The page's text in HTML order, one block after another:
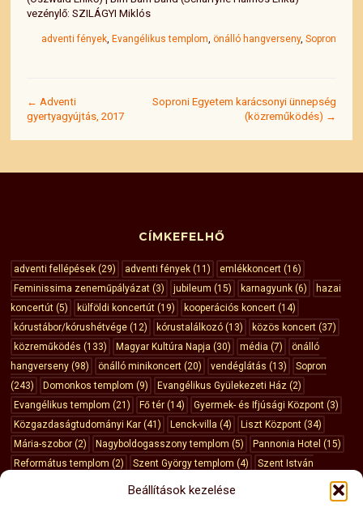
Beállítások kezelése
vezénylő: SZILÁGYI Miklós
adventi fények, Evangélikus templom önálló hangverseny, Sopron
← Adventi
gyertyagyújtás, 2017
Soproni Egyetem karácsonyi ünnepség
(közreműködés) →
CÍMKEFELHŐ
adventi fellépések (29) adventi fények (11) emlékkoncert (16)
Feminissima zeneműpályázat (3) jubileum (15) karnagyunk (6)
hazai
koncertút (5) külföldi koncertút (19) kooperációs koncert (14)
kórustábor/kórushétvége (12) kórustalálkozó (13) közös koncert (37)
közreműködés (133) Magyar Kultúra Napja (30) média (7)
önálló
hangverseny (98) önálló minikoncert (20) vendéglátás (13)
Sopron
(243)
Domonkos templom (9) Evangélikus Gyülekezeti Ház (2)
Evangélikus templom (21) Fő tér (14) Gyermek- és Ifjúsági Központ (3)
Közgazdaságtudományi Kar (41) Lenck-villa (4) Liszt Központ (34)
Mária-szobor (2) Nagyboldogasszony templom (5) Pannonia Hotel (15)
Református templom (2) Szent György templom (4)
Szent István
Szent Mihály templom (43) Vármegyeháza
Városháza
Győr